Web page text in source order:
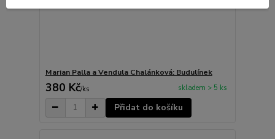
Marian Palla a Vendula Chalánková: Budulínek
380 Kč/ks skladem > 5 ks
Přidat do košíku